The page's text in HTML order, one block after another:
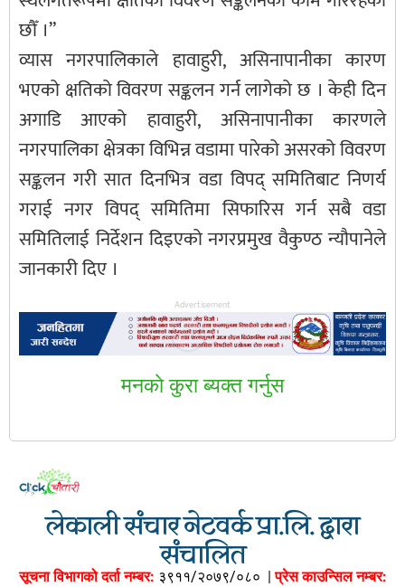
छौँ ।”
व्यास नगरपालिकाले हावाहुरी, असिनापानीका कारण
भएको क्षतिको विवरण सङ्कलन गर्न लागेको छ । केही दिन
अगाडि आएको हावाहुरी, असिनापानीका कारणले
नगरपालिका क्षेत्रका विभिन्न वडामा पारेको असरको विवरण
सङ्कलन गरी सात दिनभित्र वडा विपद् समितिबाट निणर्य
गराई नगर विपद् समितिमा सिफारिस गर्न सबै वडा
समितिलाई निर्देशन दिइएको नगरप्रमुख वैकुण्ठ न्यौपानेले
जानकारी दिए ।
Advertisement
मनकाे कुरा ब्यक्त गर्नुस
लेकाली संचार नेटवर्क प्रा.लि. द्वारा
संचालित
सूचना विभागको दर्ता नम्बर: ३९११/२०७९/०८० |प्रेस काउन्सिल नम्बर: